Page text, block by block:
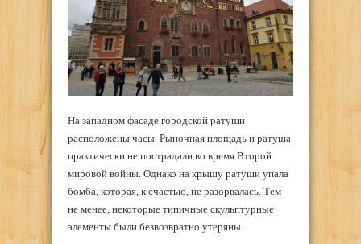
На западном фасаде городской ратуши
расположены часы. Рыночная площадь и ратуша
практически не пострадали во время Второй
мировой войны. Однако на крышу ратуши упала
бомба, которая, к счастью, не разорвалась. Тем
не менее, некоторые типичные скульптурные
элементы были безвозвратно утеряны.